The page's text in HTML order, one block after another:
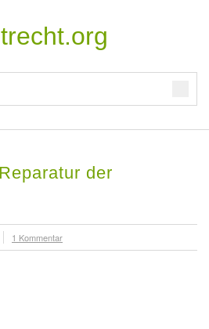
der
1 Kommentar